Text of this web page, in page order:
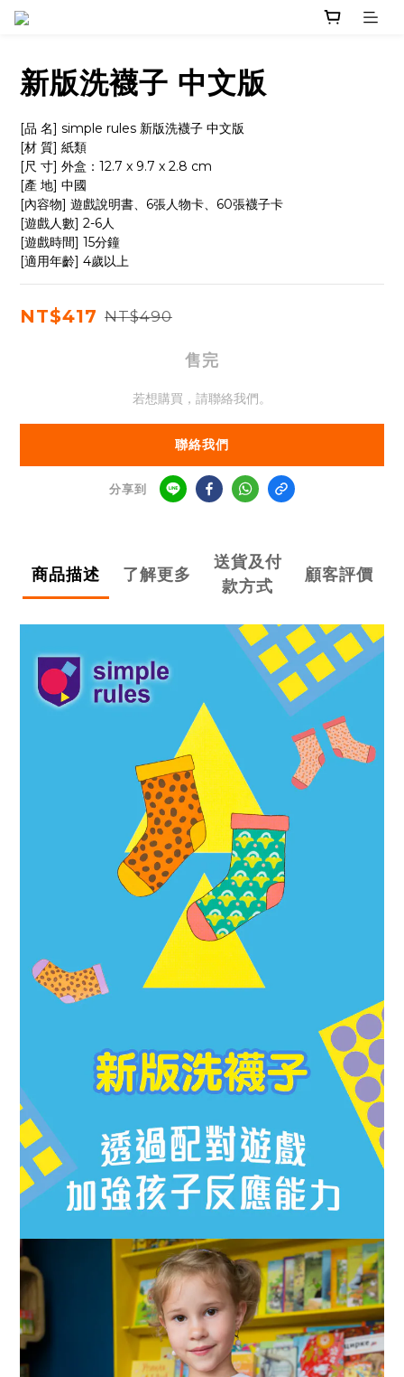
新版洗襪子 中文版
[品 名] simple rules 新版洗襪子 中文版
[材 質] 紙類
[尺 寸] 外盒：12.7 x 9.7 x 2.8 cm
[產 地] 中國
[內容物] 遊戲說明書、6張人物卡、60張襪子卡
[遊戲人數] 2-6人
[遊戲時間] 15分鐘
[適用年齡] 4歲以上
NT$417 NT$490
售完
若想購買，請聯絡我們。
聯絡我們
分享到
商品描述 了解更多
送貨及付
款方式
顧客評價